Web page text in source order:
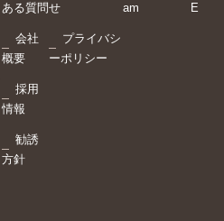
ある質問
会社
概要
採用
情報
勧誘
方針
せ
プライバシ
ーポリシー